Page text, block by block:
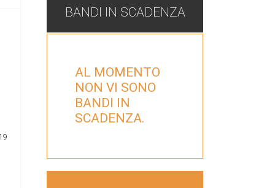
BANDI IN SCADENZA
AL MOMENTO
NON VI SONO
BANDI IN
SCADENZA.